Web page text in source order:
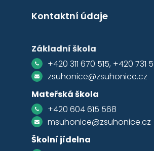
Kontaktní údaje
Základní škola
+420 311 670 515, +420 731
zsuhonice@zsuhonice.cz
Mateřská škola
+420 604 615 568
msuhonice@zsuhonice.cz
Školní jídelna